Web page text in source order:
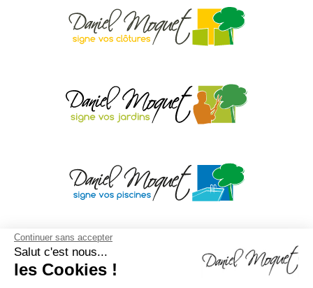
Continuer sans accepter
Salut c'est nous...
les Cookies !